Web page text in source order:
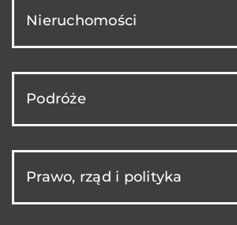
Nieruchomości
Podróże
Prawo, rząd i polityka